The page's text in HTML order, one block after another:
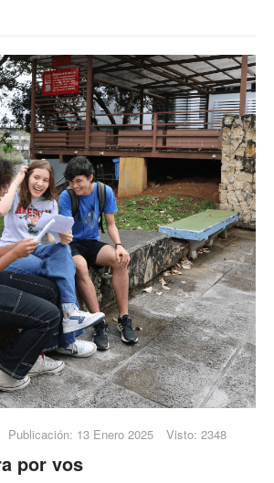
Publicación: 13 Enero 2025 Visto: 2348
por vos